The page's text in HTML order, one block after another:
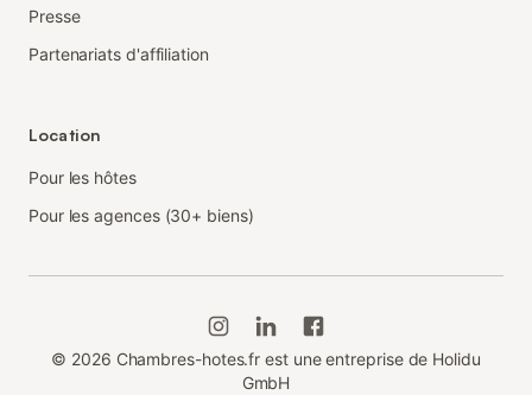
Presse
Partenariats d'affiliation
Location
Pour les hôtes
Pour les agences (30+ biens)
© 2026 Chambres-hotes.fr est une entreprise de Holidu
GmbH